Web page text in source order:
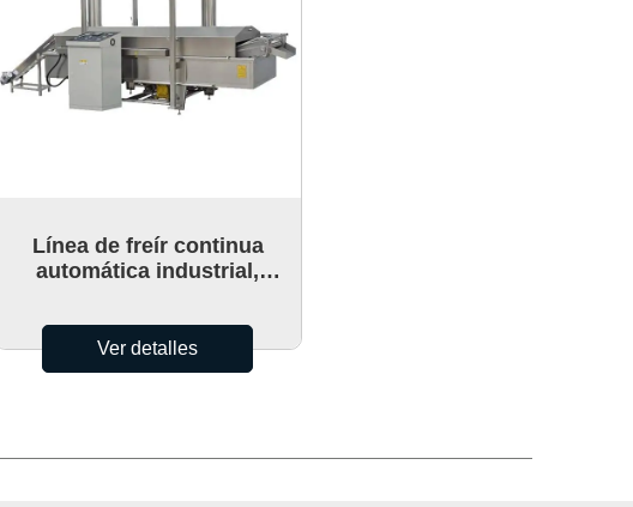
Línea de freír continua
automática industrial,
transportadora
multifuncional
Ver detalles